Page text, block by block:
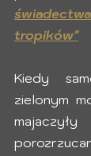
tropików"
Kiedy
zielonym